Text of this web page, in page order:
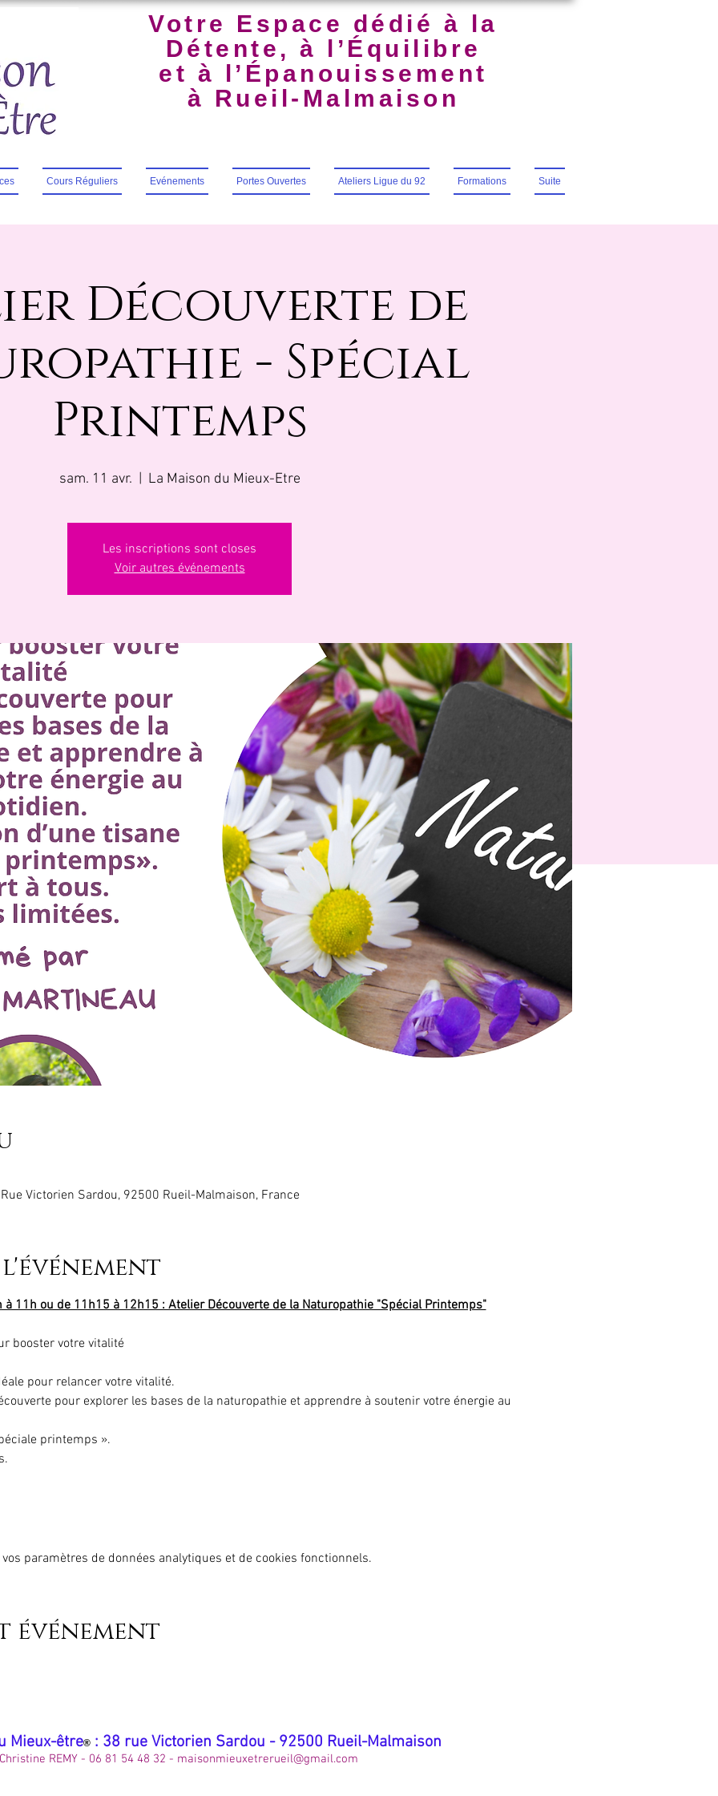
Votre Espace dédié à la
Détente, à l’Équilibre
et à l’Épanouissement
à Rueil-Malmaison
Cours Réguliers Evénements Portes Ouvertes Ateliers Ligue du 92 Formations Suite
Découverte de
- Spécial
Printemps
sam. 11 avr. La Maison du Mieux-Etre
Les inscriptions sont closes
Voir autres événements
Victorien Sardou, 92500 Rueil-Malmaison, France
11h ou de 11h15 à 12h15 : Atelier Découverte de la Naturopathie "Spécial Printemps"
booster votre vitalité
pour relancer votre vitalité.
pour explorer les bases de la naturopathie et apprendre à soutenir votre énergie au
printemps ».
paramètres de données analytiques et de cookies fonctionnels.
événement
Mieux-être® : 38 rue Victorien Sardou - 92500 Rueil-Malmaison
REMY - 06 81 54 48 32 - maisonmieuxetrerueil@gmail.com